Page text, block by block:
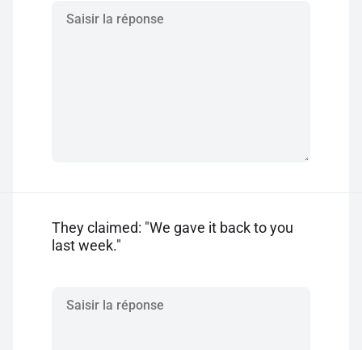
They claimed: "We gave it back to you
last week."